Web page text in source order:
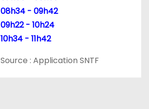
08h34 - 09h42
09h22 - 10h24
10h34 - 11h42
Source : Application SNTF